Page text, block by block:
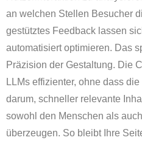
an welchen Stellen Besucher
gestütztes Feedback lassen
automatisiert optimieren. Das
Präzision der Gestaltung. Die
LLMs effizienter, ohne dass
darum, schneller relevante
sowohl den Menschen als
überzeugen. So bleibt Ihre